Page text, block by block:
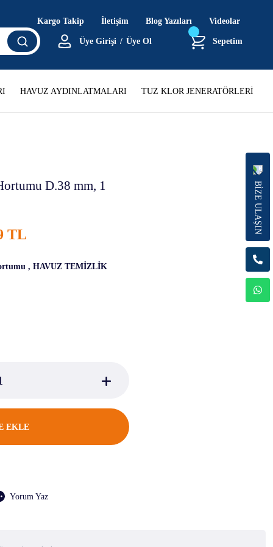
Kargo Takip İletişim Blog Yazıları Videolar
Üye Girişi / Üye Ol Sepetim
HAVUZ AYDINLATMALARI TUZ KLOR JENERATÖRLERİ
D.38 mm, 1
TL
, HAVUZ TEMİZLİK
EKLE
Yorum Yaz
BİZE ULAŞIN